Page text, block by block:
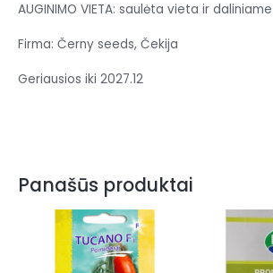
AUGINIMO VIETA: saulėta vieta ir
Firma: Černy seeds, Čekija
Geriausios iki 2027.12
Panašūs produktai